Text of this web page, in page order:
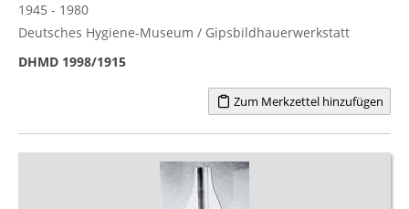
1945 - 1980
Deutsches Hygiene-Museum / Gipsbildhauerwerkstatt
DHMD 1998/1915
Zum Merkzettel hinzufügen